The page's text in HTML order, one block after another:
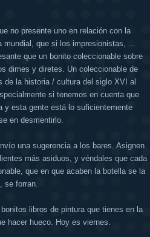
no presente uno en relación con la
mundial, que si los impresionistas, ...
que un bonito coleccionable sobre
dimes y diretes. Un coleccionable de
de la historia / cultura del siglo XVI al
si tenemos en cuenta que
y esta gente está lo suficientemente
en desmentirlo.
una sugerencia a los bares. Asignen
más asiduos, y véndales que cada
que en que acaben la botella se la
se forran.
libros de pintura que tienes en la
hacer hueco. Hoy es viernes.